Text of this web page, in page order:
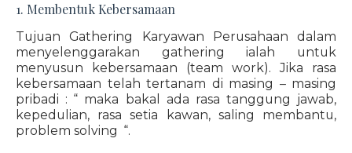
1. Membentuk Kebersamaan
Tujuan Gathering Karyawan Perusahaan dalam
menyelenggarakan gathering ialah untuk
menyusun kebersamaan (team work). Jika rasa
kebersamaan telah tertanam di masing – masing
pribadi : “ maka bakal ada rasa tanggung jawab,
kepedulian, rasa setia kawan, saling membantu,
problem solving “.